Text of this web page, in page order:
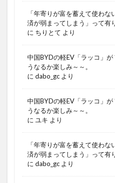
「年寄りが富を蓄えて使わ
済が弱まってしまう」って有
に ちりとて より
中国BYDの軽EV「ラッコ」
うなるか楽しみ～～。
に dabo_gc より
中国BYDの軽EV「ラッコ」
うなるか楽しみ～～。
に ユキ より
「年寄りが富を蓄えて使わ
済が弱まってしまう」って有
に dabo_gc より